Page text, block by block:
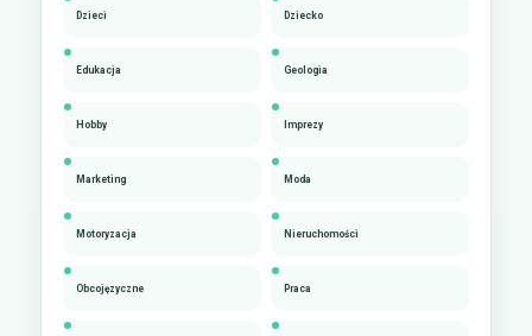
Dzieci Dziecko
Edukacja Geologia
Hobby Imprezy
Marketing Moda
Motoryzacja Nieruchomości
Obcojęzyczne Praca